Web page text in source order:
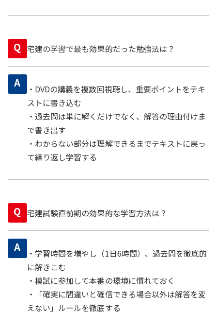
Q 宅建の学習で最も効果的だった勉強法は？
A
・DVDの講義を複数回視聴し、重要ポイントをテキ
ストに書き込む
・過去問は単に解くだけでなく、解答の理由付けま
で書き出す
・わからない部分は理解できるまでテキストに戻っ
て繰り返し学習する
Q 宅建試験直前期の効果的な学習方法は？
A
・学習時間を増やし（1日6時間）、過去問を徹底的
に解きこむ
・模試に参加して本番の環境に慣れておく
・「確実に間違いと確信できる場合以外は解答を変
えない」ルールを徹底する